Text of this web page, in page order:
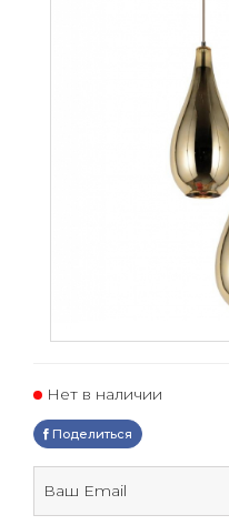
Нет в наличии
Поделиться